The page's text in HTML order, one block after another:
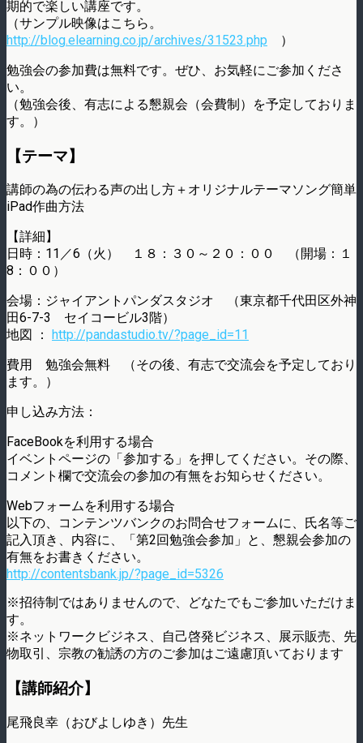
期的で楽しい講座です。
（サンプル映像はこちら。
http://blog.elearning.co.jp/archives/31523.php ）
勉強会の参加費は無料です。ぜひ、お気軽にご参加くださ
い。
（勉強会後、有志による懇親会（会費制）を予定しておりま
す。）
【テーマ】
講師の為の伝わる声の出し方＋オリジナルテーマソング簡単
iPad作曲方法
【詳細】
日時：11／6（火） １８：３０～２０：００ （開場：１
8：００）
会場：ジャイアントパンダスタジオ （東京都千代田区外神
田6-7-3 セイコービル3階）
地図 ：
http://pandastudio.tv/?page_id=11
費用 勉強会無料 （その後、有志で交流会を予定しており
ます。）
申し込み方法：
FaceBookを利用する場合
イベントページの「参加する」を押してください。その際、
コメント欄で交流会の参加の有無をお知らせください。
Webフォームを利用する場合
以下の、コンテンツバンクのお問合せフォームに、氏名等ご
記入頂き、内容に、「第2回勉強会参加」と、懇親会参加の
有無をお書きください。
http://contentsbank.jp/?page_id=5326
※招待制ではありませんので、どなたでもご参加いただけま
す。
※ネットワークビジネス、自己啓発ビジネス、展示販売、先
物取引、宗教の勧誘の方のご参加はご遠慮頂いております
【講師紹介】
尾飛良幸（おびよしゆき）先生